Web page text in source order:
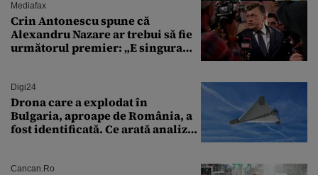
Mediafax
Crin Antonescu spune că
Alexandru Nazare ar trebui să fie
următorul premier: „E singura
Digi24
Drona care a explodat în
Bulgaria, aproape de România, a
fost identificată. Ce arată analiza
Cancan.ro